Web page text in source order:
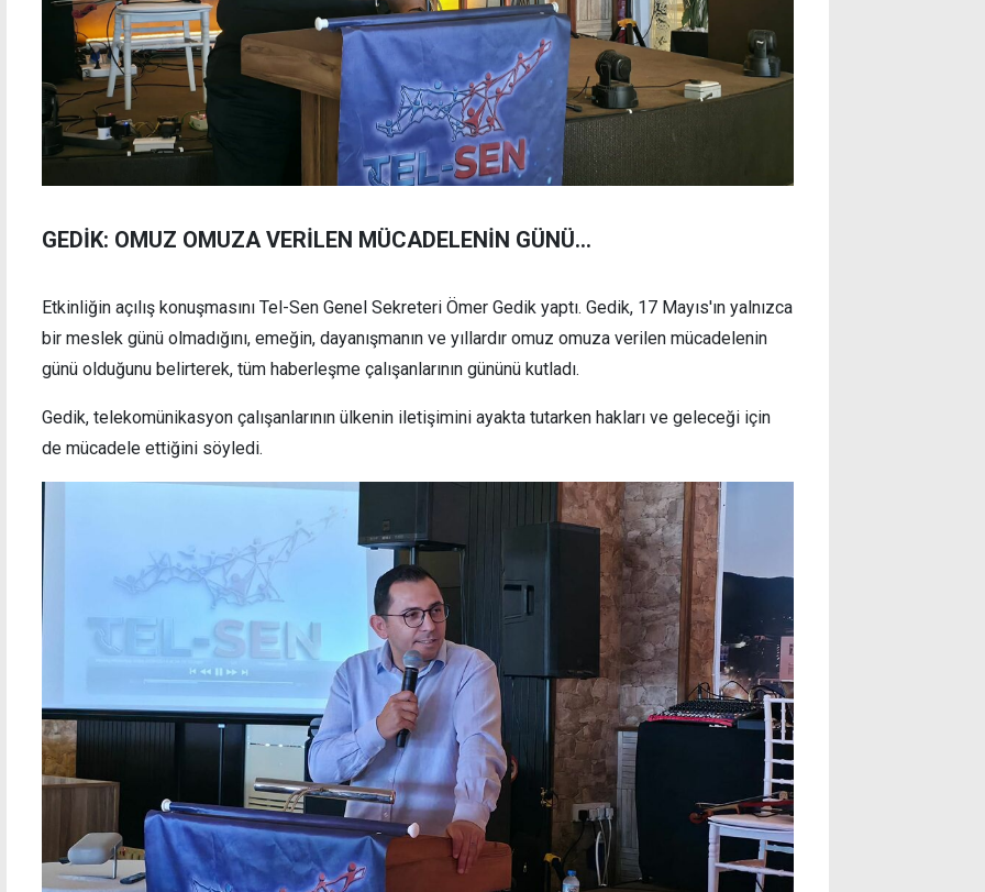
GEDİK: OMUZ OMUZA VERİLEN MÜCADELENİN GÜNÜ...
Etkinliğin açılış konuşmasını Tel-Sen Genel Sekreteri Ömer Gedik yaptı. Gedik, 17 Mayıs'ın yalnızca
bir meslek günü olmadığını, emeğin, dayanışmanın ve yıllardır omuz omuza verilen mücadelenin
günü olduğunu belirterek, tüm haberleşme çalışanlarının gününü kutladı.
Gedik, telekomünikasyon çalışanlarının ülkenin iletişimini ayakta tutarken hakları ve geleceği için
de mücadele ettiğini söyledi.